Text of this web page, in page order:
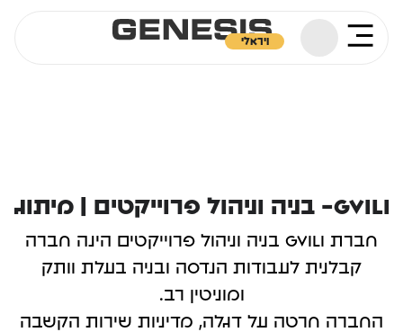
ויראלי
GVILI- בניה וניהול פרוייקטים | מיתוג
חברת GVILI בניה וניהול פרוייקטים הינה חברה
קבלנית לעבודות הנדסה ובניה בעלת וותק
ומוניטין רב.
החברה חרטה על דגלה, מדיניות שירות הקשבה